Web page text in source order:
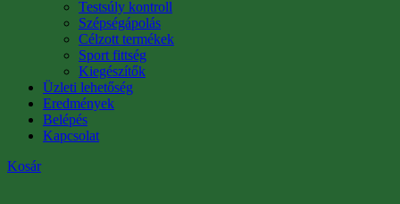
Testsúly kontroll
Szépségápolás
Célzott termékek
Sport fittség
Kiegészítők
Üzleti lehetőség
Eredmények
Belépés
Kapcsolat
Kosár